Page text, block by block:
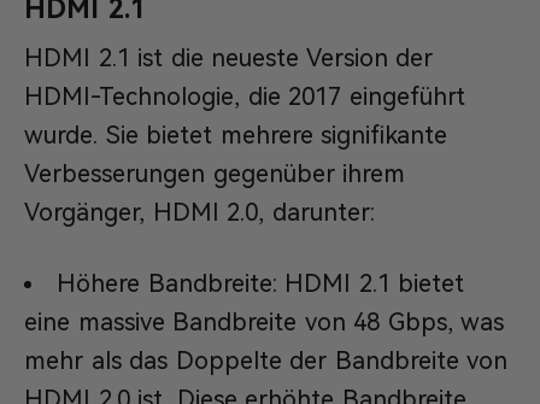
HDMI 2.1
HDMI 2.1 ist die neueste Version der
HDMI-Technologie, die 2017 eingeführt
wurde. Sie bietet mehrere signifikante
Verbesserungen gegenüber ihrem
Vorgänger, HDMI 2.0, darunter:
Höhere Bandbreite: HDMI 2.1 bietet
eine massive Bandbreite von 48 Gbps, was
mehr als das Doppelte der Bandbreite von